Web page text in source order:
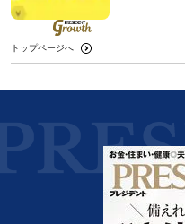
トップページへ